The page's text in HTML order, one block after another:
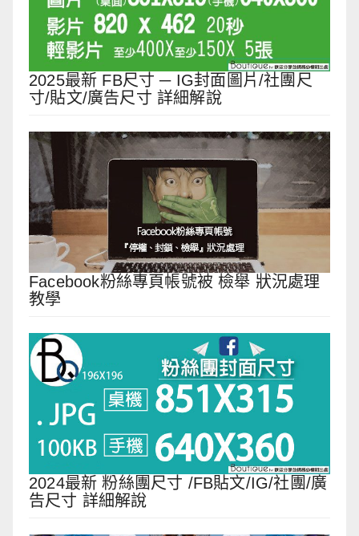
2025最新 FB尺寸 ─ IG封面圖片/社團尺
寸/貼文/廣告尺寸 詳細解說
Facebook粉絲專頁帳號被 檢舉 狀況處理
教學
2024最新 粉絲團尺寸 /FB貼文/IG/社團/廣
告尺寸 詳細解說